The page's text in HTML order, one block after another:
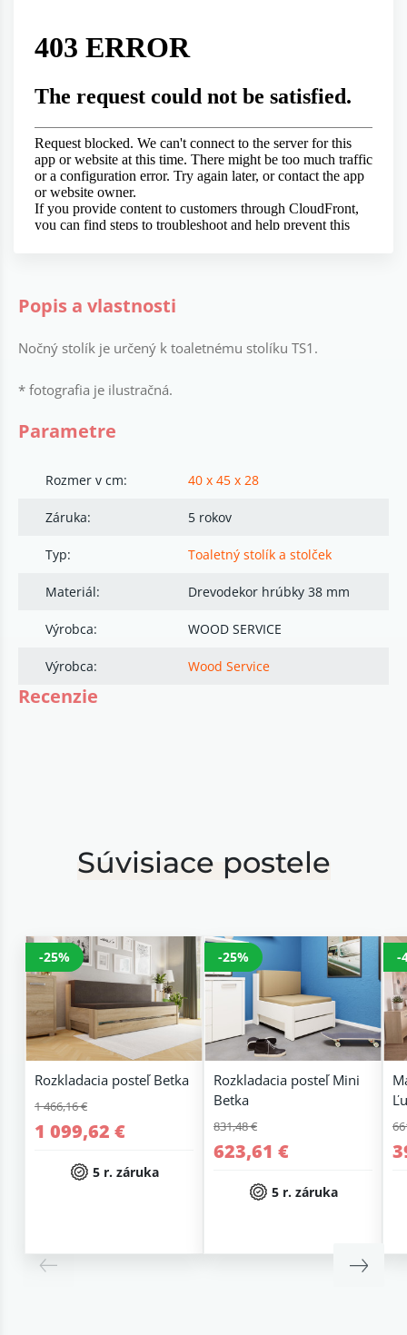
Popis a vlastnosti
Nočný stolík je určený k toaletnému stolíku TS1.
* fotografia je ilustračná.
Parametre
Rozmer v cm: 40 x 45 x 28
Záruka: 5 rokov
Typ: Toaletný stolík a stolček
Materiál: Drevodekor hrúbky 38 mm
Výrobca: WOOD SERVICE
Výrobca: Wood Service
Recenzie
Súvisiace postele
-25%
Rozkladacia posteľ Betka
1 466,16 €
1 099,62 €
5 r. záruka
-25%
Rozkladacia posteľ Mini
Betka
831,48 €
623,61 €
5 r. záruka
-